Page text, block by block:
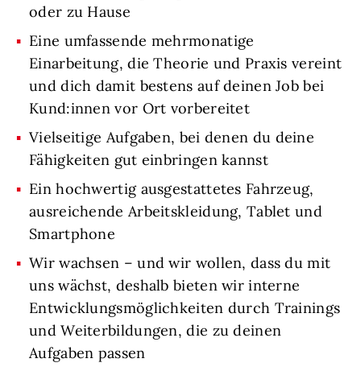
oder zu Hause
Eine umfassende mehrmonatige
Einarbeitung, die Theorie und Praxis vereint
und dich damit bestens auf deinen Job bei
Kund:innen vor Ort vorbereitet
Vielseitige Aufgaben, bei denen du deine
Fähigkeiten gut einbringen kannst
Ein hochwertig ausgestattetes Fahrzeug,
ausreichende Arbeitskleidung, Tablet und
Smartphone
Wir wachsen – und wir wollen, dass du mit
uns wächst, deshalb bieten wir interne
Entwicklungsmöglichkeiten durch Trainings
und Weiterbildungen, die zu deinen
Aufgaben passen